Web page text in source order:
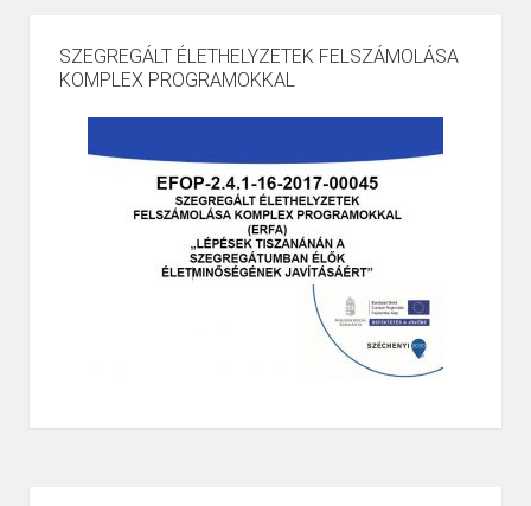
SZEGREGÁLT ÉLETHELYZETEK FELSZÁMOLÁSA
KOMPLEX PROGRAMOKKAL